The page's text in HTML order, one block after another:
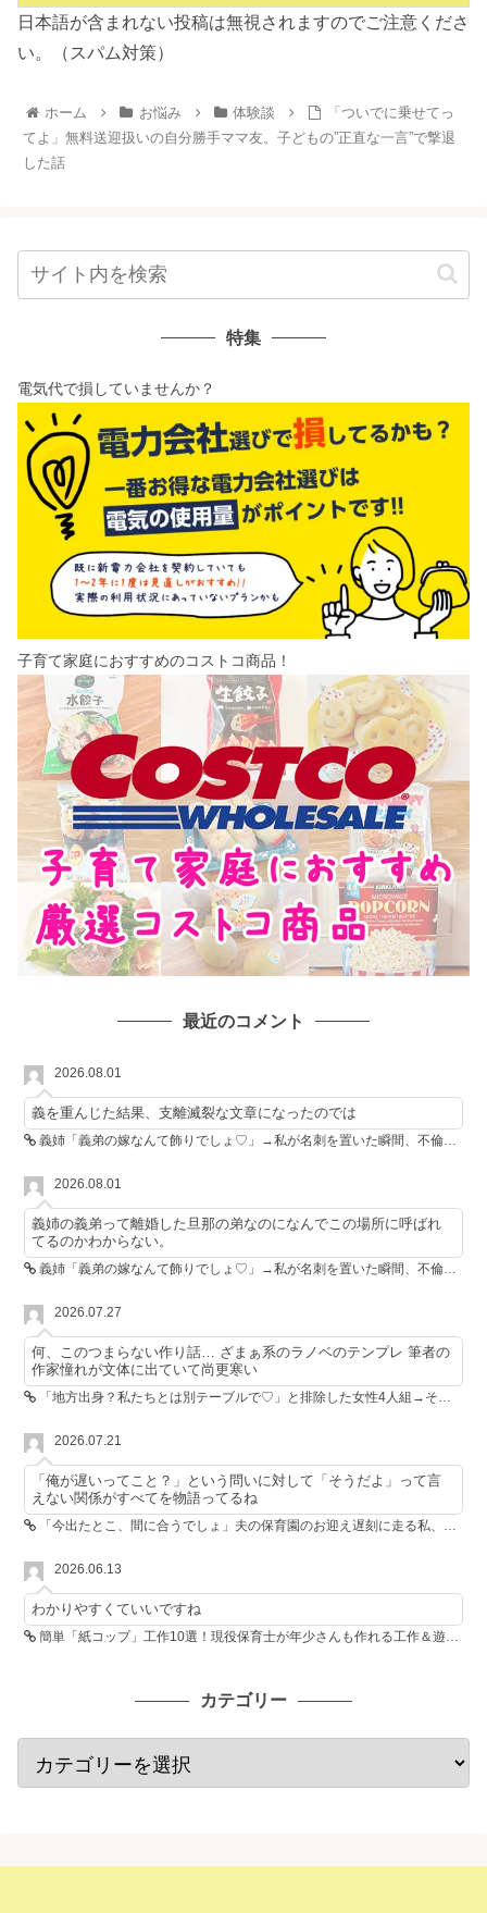
日本語が含まれない投稿は無視されますのでご注意くださ
い。（スパム対策）
ホーム お悩み 体験談
「ついでに乗せてっ
てよ」無料送迎扱いの自分勝手ママ友。子どもの”正直な一言”で撃退
した話
特集
電気代で損していませんか？
子育て家庭におすすめのコストコ商品！
最近のコメント
2026.08.01
義を重んじた結果、支離滅裂な文章になったのでは
義姉「義弟の嫁なんて飾りでしょ♡」→私が名刺を置いた瞬間、不倫相手が青ざめた
2026.08.01
義姉の義弟って離婚した旦那の弟なのになんでこの場所に呼ばれ
てるのかわからない。
義姉「義弟の嫁なんて飾りでしょ♡」→私が名刺を置いた瞬間、不倫相手が青ざめた
2026.07.27
何、このつまらない作り話… ざまぁ系のラノベのテンプレ 筆者の
作家憧れが文体に出ていて尚更寒い
「地方出身？私たちとは別テーブルで♡」と排除した女性4人組→その後4人が青ざめたワケ
2026.07.21
「俺が遅いってこと？」という問いに対して「そうだよ」って言
えない関係がすべてを物語ってるね
「今出たとこ、間に合うでしょ」夫の保育園のお迎え遅刻に走る私、位置情報共有で逆転しました
2026.06.13
わかりやすくていいですね
簡単「紙コップ」工作10選！現役保育士が年少さんも作れる工作＆遊び方を紹介
カテゴリー